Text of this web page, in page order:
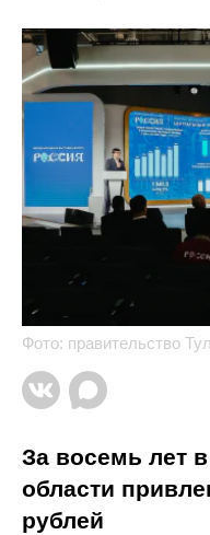
Фото: правительство
За восемь лет
области
рублей